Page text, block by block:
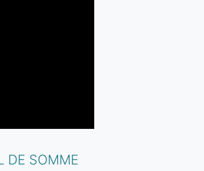
DE SOMME